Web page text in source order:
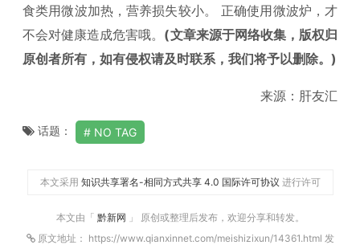
食类用微波加热，营养损失较小。 正确使用微波炉，才
不会对健康造成危害哦。 (文章来源于网络收集，版权归
原创者所有，如有侵权请及时联系，我们将予以删除。)
来源：肝友汇
话题： NO TAG
本文采用 知识共享署名-相同方式共享 4.0 国际许可协议 进行许可
本文由「 黔新网 」 原创或整理后发布，欢迎分享和转发。
原文地址： https://www.qianxinnet.com/meishizixun/14361.html 发